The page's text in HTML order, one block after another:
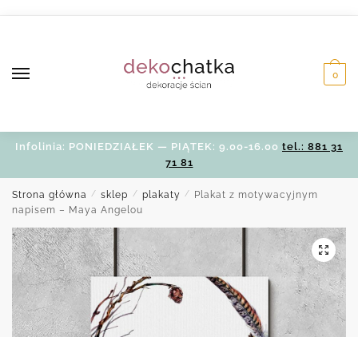
0
Infolinia: PONIEDZIAŁEK — PIĄTEK: 9.00-16.00 tel.: 881 31
71 81
Strona główna / sklep / plakaty /
Plakat z motywacyjnym
napisem – Maya Angelou